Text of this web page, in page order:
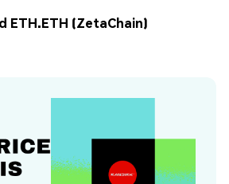
ETH.ETH (ZetaChain)